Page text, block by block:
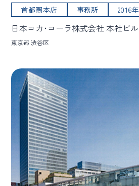
首都圏本店 事務所 2016年
日本コカ･コーラ株式会社 本社ビル
東京都 渋谷区